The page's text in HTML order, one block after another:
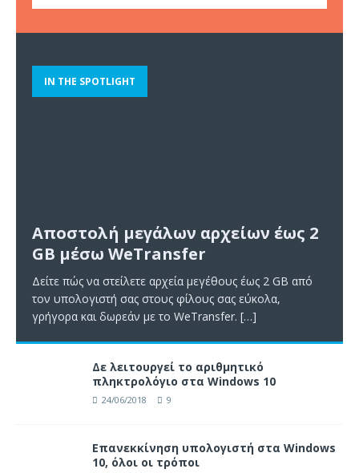
IN THE SPOTLIGHT
Αποστολή μεγάλων αρχείων έως 2
GB μέσω WeTransfer
Δείτε πώς να στείλετε αρχεία μεγέθους έως 2 GB από
τον υπολογιστή σας στους φίλους σας εύκολα,
γρήγορα και δωρεάν με το WeTransfer. […]
Δε λειτουργεί το αριθμητικό
πληκτρολόγιο στα Windows 10
24/06/2018 9
Επανεκκίνηση υπολογιστή στα Windows
10, όλοι οι τρόποι